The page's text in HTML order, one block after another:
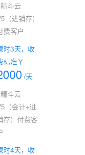
精斗云
（进销存）
费客户
时3天，收
标准￥
/天
精斗云
（会计+进
存）付费客
时4天，收